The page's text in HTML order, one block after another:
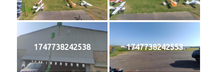
1747738242538 1747738242553